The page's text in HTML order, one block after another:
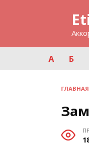
А Б
ГЛАВНАЯ